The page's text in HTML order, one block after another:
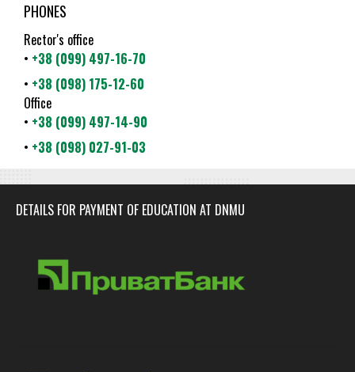
PHONES
Rector's office
• +38 (099) 497-16-70
• +38 (098) 175-12-60
Office
• +38 (099) 497-14-90
• +38 (098) 027-91-03
DETAILS FOR PAYMENT OF EDUCATION AT DNMU